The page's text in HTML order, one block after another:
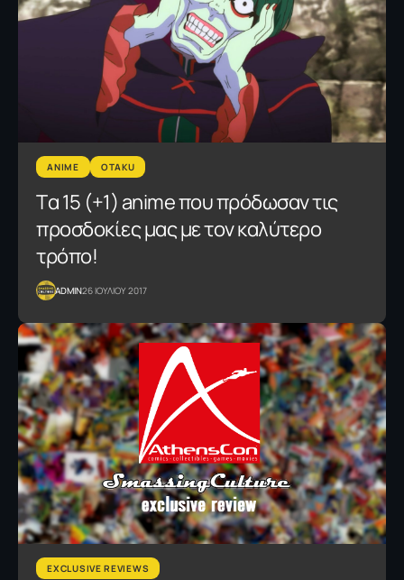
ANIME OTAKU
Tα 15 (+1) anime που πρόδωσαν τις
προσδοκίες μας με τον καλύτερο
τρόπο!
ADMIN26 ΙΟΥΛΙΟΥ 2017
EXCLUSIVE REVIEWS